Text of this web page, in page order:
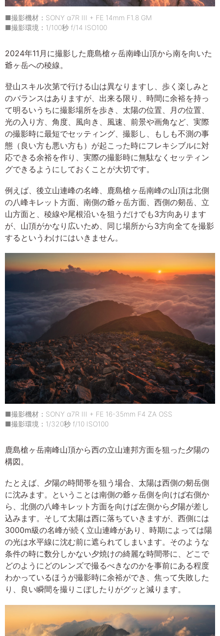
■撮影機材：SONY α7R III + FE 14mm F1.8 GM
■撮影環境：1/100秒 f/14 ISO100
2024年11月に撮影した鹿島槍ヶ岳南峰山頂から南を向いた
爺ヶ岳への稜線。
登山スキル次第で行ける山は異なりますし、歩く楽しみと
のバランスはありますが、出来る限り、時間に余裕を持っ
て明るいうちに撮影場所を歩き、太陽の位置、月の位置、
光の入り方、角度、風向き、風速、前景や画角など、実際
の撮影時に最短でセッティング、撮影し、もしも不測の事
態（良い方も悪い方も）が起こった時にフレキシブルに対
応できる余裕を作り、実際の撮影時に無駄なくセッティン
グできるようにしておくことが大切です。
例えば、後立山連峰の名峰、鹿島槍ヶ岳南峰の山頂は北側
の八峰キレット方面、南側の爺ヶ岳方面、西側の剱岳、立
山方面と、稜線や尾根沿いを狙うだけでも3方向あります
が、山頂がかなり広いため、同じ場所から3方向全てを撮影
するというわけにはいきません。
■撮影機材：SONY α7R III + FE 16-35mm F4 ZA OSS
■撮影環境：1/320秒 f/10 ISO100
鹿島槍ヶ岳南峰山頂から西の立山連邦方面を狙った夕陽の
構図。
たとえば、夕陽の時間帯を狙う場合、太陽は西側の剱岳側
に沈みます。ということは南側の爺ヶ岳側を向けば右側か
ら、北側の八峰キレット方面を向けば左側から夕陽が差し
込みます。そして太陽は西に落ちていきますが、西側には
3000m級の名峰が続く立山連峰があり、時期によっては陽
の光は水平線に沈む前に遮られてしまいます。そのような
条件の時に数分しかない夕焼けの綺麗な時間帯に、どこで
どのようにどのレンズで撮るべきなのかを事前にある程度
わかっているほうが撮影時に余裕ができ、焦って失敗した
り、良い瞬間を撮りこぼしたりがグッと減ります。